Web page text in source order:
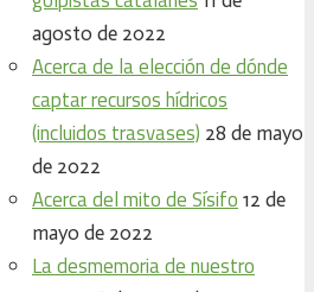
agosto de 2022
Acerca de la elección de dónde
captar recursos hídricos
(incluidos trasvases) 28 de mayo
de 2022
Acerca del mito de Sísifo 12 de
mayo de 2022
La desmemoria de nuestro